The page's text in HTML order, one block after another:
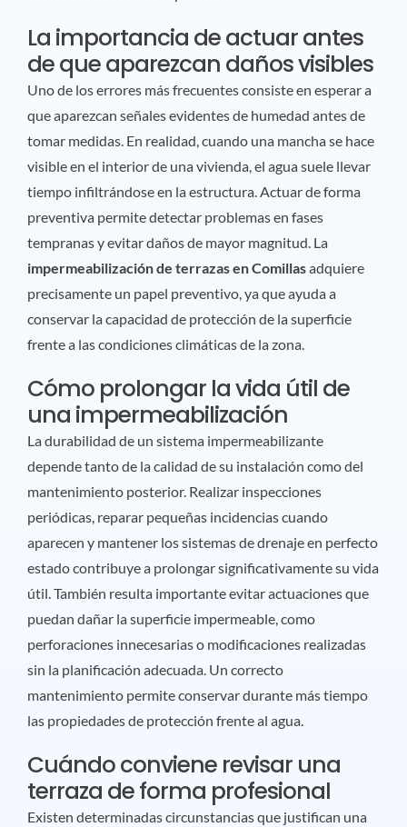
La importancia de actuar antes
de que aparezcan daños visibles
Uno de los errores más frecuentes consiste en esperar a
que aparezcan señales evidentes de humedad antes de
tomar medidas. En realidad, cuando una mancha se hace
visible en el interior de una vivienda, el agua suele llevar
tiempo infiltrándose en la estructura. Actuar de forma
preventiva permite detectar problemas en fases
tempranas y evitar daños de mayor magnitud. La
impermeabilización de terrazas en Comillasadquiere
precisamente un papel preventivo, ya que ayuda a
conservar la capacidad de protección de la superficie
frente a las condiciones climáticas de la zona.
Cómo prolongar la vida útil de
una impermeabilización
La durabilidad de un sistema impermeabilizante
depende tanto de la calidad de su instalación como del
mantenimiento posterior. Realizar inspecciones
periódicas, reparar pequeñas incidencias cuando
aparecen y mantener los sistemas de drenaje en perfecto
estado contribuye a prolongar significativamente su vida
útil. También resulta importante evitar actuaciones que
puedan dañar la superficie impermeable, como
perforaciones innecesarias o modificaciones realizadas
sin la planificación adecuada. Un correcto
mantenimiento permite conservar durante más tiempo
las propiedades de protección frente al agua.
Cuándo conviene revisar una
terraza de forma profesional
Existen determinadas circunstancias que justifican una